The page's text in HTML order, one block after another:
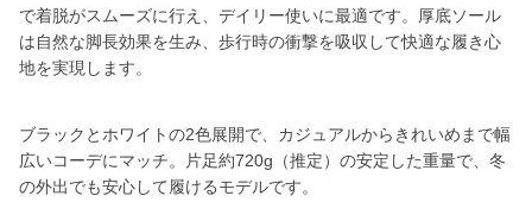
で着脱がスムーズに行え、デイリー使いに最適です。厚底ソール
は自然な脚長効果を生み、歩行時の衝撃を吸収して快適な履き心
地を実現します。
ブラックとホワイトの2色展開で、カジュアルからきれいめまで幅
広いコーデにマッチ。片足約720g（推定）の安定した重量で、冬
の外出でも安心して履けるモデルです。